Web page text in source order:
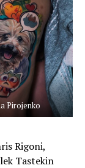
Pirojenko
Rigoni,
Tastekin